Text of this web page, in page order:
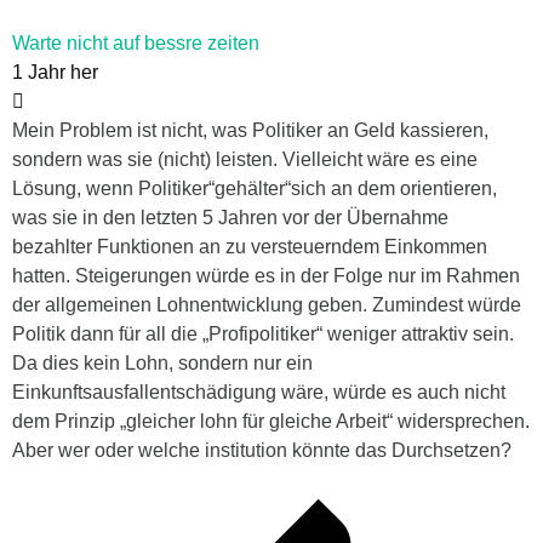
Warte nicht auf bessre zeiten
1 Jahr her
Mein Problem ist nicht, was Politiker an Geld kassieren,
sondern was sie (nicht) leisten. Vielleicht wäre es eine
Lösung, wenn Politiker“gehälter“sich an dem orientieren,
was sie in den letzten 5 Jahren vor der Übernahme
bezahlter Funktionen an zu versteuerndem Einkommen
hatten. Steigerungen würde es in der Folge nur im Rahmen
der allgemeinen Lohnentwicklung geben. Zumindest würde
Politik dann für all die „Profipolitiker“ weniger attraktiv sein.
Da dies kein Lohn, sondern nur ein
Einkunftsausfallentschädigung wäre, würde es auch nicht
dem Prinzip „gleicher lohn für gleiche Arbeit“ widersprechen.
Aber wer oder welche institution könnte das Durchsetzen?